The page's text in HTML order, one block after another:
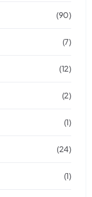
(90)
(7)
(12)
(2)
(1)
(24)
(1)